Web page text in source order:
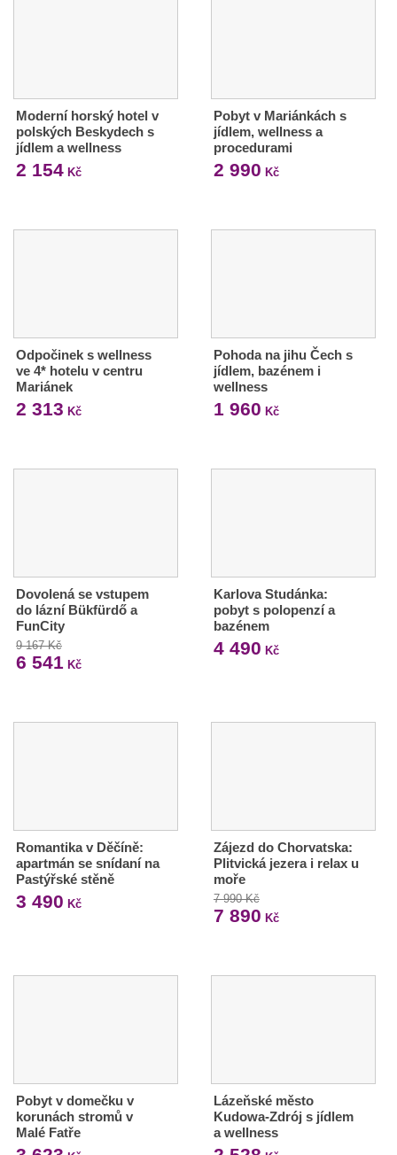
Moderní horský hotel v
polských Beskydech s
jídlem a wellness
2 154 Kč
Pobyt v Mariánkách s
jídlem, wellness a
procedurami
2 990 Kč
Odpočinek s wellness
ve 4* hotelu v centru
Mariánek
2 313 Kč
Pohoda na jihu Čech s
jídlem, bazénem i
wellness
1 960 Kč
Dovolená se vstupem
do lázní Bükfürdő a
FunCity
9 167 Kč
6 541 Kč
Karlova Studánka:
pobyt s polopenzí a
bazénem
4 490 Kč
Romantika v Děčíně:
apartmán se snídaní na
Pastýřské stěně
3 490 Kč
Zájezd do Chorvatska:
Plitvická jezera i relax u
moře
7 990 Kč
7 890 Kč
Pobyt v domečku v
korunách stromů v
Malé Fatře
Lázeňské město
Kudowa-Zdrój s jídlem
a wellness